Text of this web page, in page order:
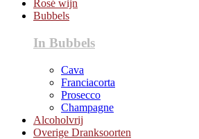
Rosé wijn
Bubbels
In Bubbels
Cava
Franciacorta
Prosecco
Champagne
Alcoholvrij
Overige Dranksoorten